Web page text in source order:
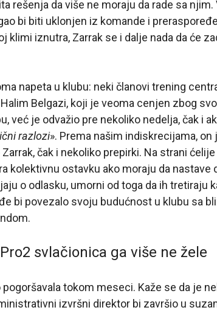
rešenja da više ne moraju da rade sa
bi biti uklonjen iz komande i
klimi iznutra, Zarrak se i dalje nada da će
napeta u klubu: neki članovi trening
Belgazi, koji je veoma cenjen zbog
već je odvažio pre nekoliko nedelja, čak i
razlozi». Prema našim indiskrecijama,
čak i nekoliko prepirki. Na strani
kolektivnu ostavku ako moraju da nastave
o odlasku, umorni od toga da ih tretiraju
bi povezalo svoju budućnost u klubu sa
svlačionica ga više ne žele
tokom meseci. Kaže se da je
izvršni direktor bi završio u